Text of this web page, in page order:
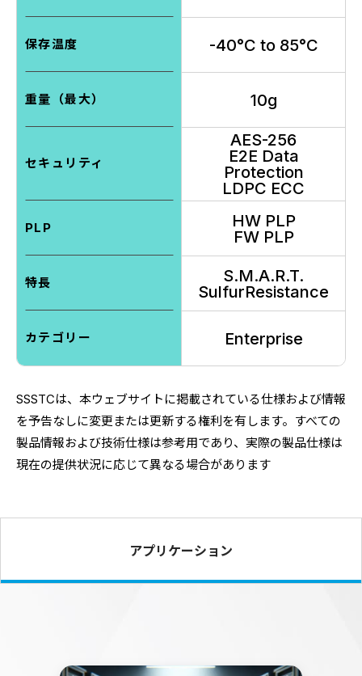
保存温度 -40°C to 85°C
重量（最大） 10g
セキュリティ
AES-256
E2E Data
Protection
LDPC ECC
PLP
HW PLP
FW PLP
特長
S.M.A.R.T.
SulfurResistance
カテゴリー Enterprise
SSSTCは、 本ウェブサイトに掲載されている仕様および情報
を予告なしに変更 または更新する権利を有します。 すべての
製品情報および技術仕様は参考用であり、 実際の製品仕様は
現在の提供状況に応じて異なる場合があります
アプリケーション